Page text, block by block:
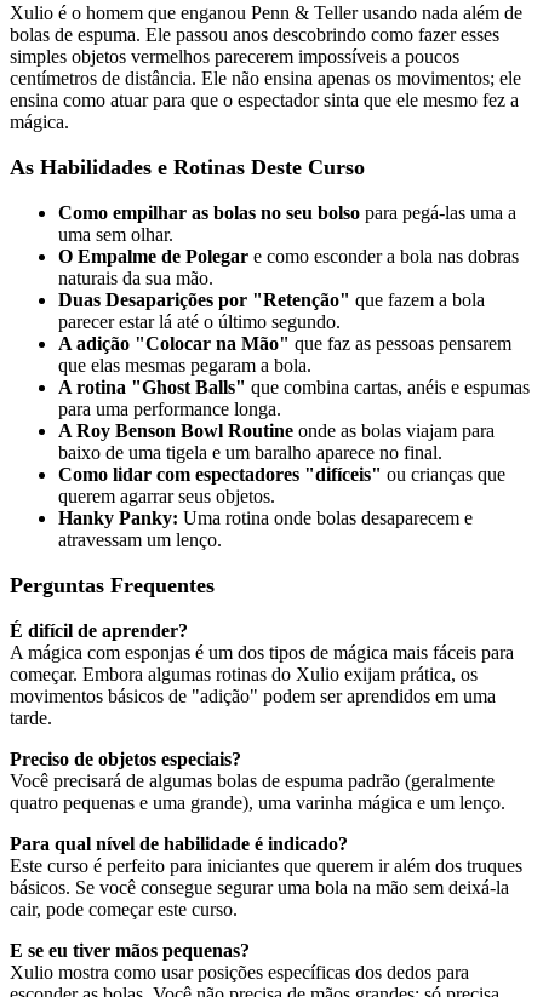
Xulio é o homem que enganou Penn & Teller usando nada além de
bolas de espuma. Ele passou anos descobrindo como fazer esses
simples objetos vermelhos parecerem impossíveis a poucos
centímetros de distância. Ele não ensina apenas os movimentos; ele
ensina como atuar para que o espectador sinta que ele mesmo fez a
mágica.
As Habilidades e Rotinas Deste Curso
Como empilhar as bolas no seu bolso para pegá-las uma a
uma sem olhar.
O Empalme de Polegar e como esconder a bola nas dobras
naturais da sua mão.
Duas Desaparições por "Retenção" que fazem a bola
parecer estar lá até o último segundo.
A adição "Colocar na Mão" que faz as pessoas pensarem
que elas mesmas pegaram a bola.
A rotina "Ghost Balls" que combina cartas, anéis e espumas
para uma performance longa.
A Roy Benson Bowl Routine onde as bolas viajam para
baixo de uma tigela e um baralho aparece no final.
Como lidar com espectadores "difíceis" ou crianças que
querem agarrar seus objetos.
Hanky Panky: Uma rotina onde bolas desaparecem e
atravessam um lenço.
Perguntas Frequentes
É difícil de aprender?
A mágica com esponjas é um dos tipos de mágica mais fáceis para
começar. Embora algumas rotinas do Xulio exijam prática, os
movimentos básicos de "adição" podem ser aprendidos em uma
tarde.
Preciso de objetos especiais?
Você precisará de algumas bolas de espuma padrão (geralmente
quatro pequenas e uma grande), uma varinha mágica e um lenço.
Para qual nível de habilidade é indicado?
Este curso é perfeito para iniciantes que querem ir além dos truques
básicos. Se você consegue segurar uma bola na mão sem deixá-la
cair, pode começar este curso.
E se eu tiver mãos pequenas?
Xulio mostra como usar posições específicas dos dedos para